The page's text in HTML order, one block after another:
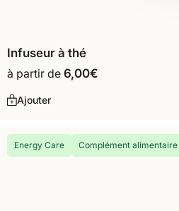
Infuseur à thé
à partir de 6,00€
Ajouter
Energy Care Complément alimentaire